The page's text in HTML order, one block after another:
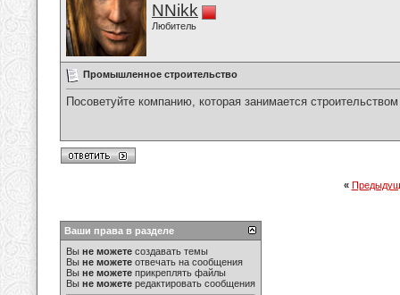
NNikk
Любитель
Промышленное строительство
Посоветуйте компанию, которая занимается
«
Ваши права в разделе
Вы не можете создавать темы
Вы не можете отвечать на сообщения
Вы не можете прикреплять файлы
Вы не можете редактировать сообщения